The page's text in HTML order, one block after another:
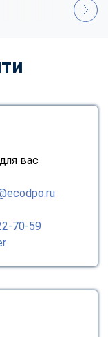
вас
70-59